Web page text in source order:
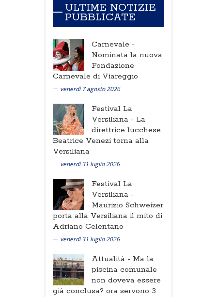
ULTIME NOTIZIE
PUBBLICATE
Carnevale -
Nominata la nuova
Fondazione
Carnevale di Viareggio
venerdì 7 agosto 2026
Festival La
Versiliana - La
direttrice lucchese
Beatrice Venezi torna alla
Versiliana
venerdì 31 luglio 2026
Festival La
Versiliana -
Maurizio Schweizer
porta alla Versiliana il mito di
Adriano Celentano
venerdì 31 luglio 2026
Attualità - Ma la
piscina comunale
non doveva essere
già conclusa? ora servono 3